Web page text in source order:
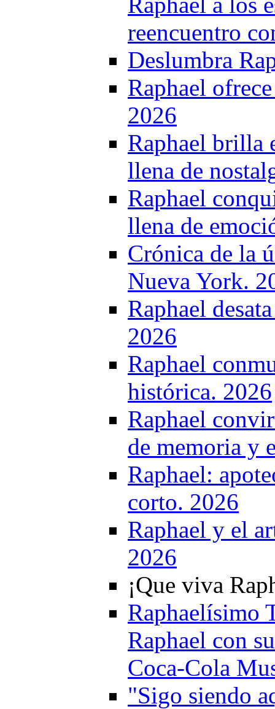
reencuentro
Deslumbra
Raphael
2026
Raphael brilla
llena de
Raphael
llena de
Crónica de la
Nueva York.
Raphael
2026
Raphael
histórica. 2026
Raphael
de memoria y
Raphael:
corto. 2026
Raphael y el
2026
¡Que viva
Raphaelísimo
Raphael con
Coca-Cola
"Sigo siendo